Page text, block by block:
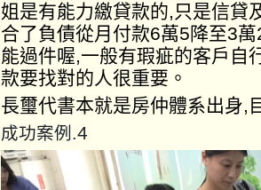
姐是有能力繳貸款的,只是信貸
合了負債從月付款6萬5降至3
能過件喔,一般有瑕疵的客戶自
款要找對的人很重要。
長璽代書本就是房仲體系出身,
成功案例.4